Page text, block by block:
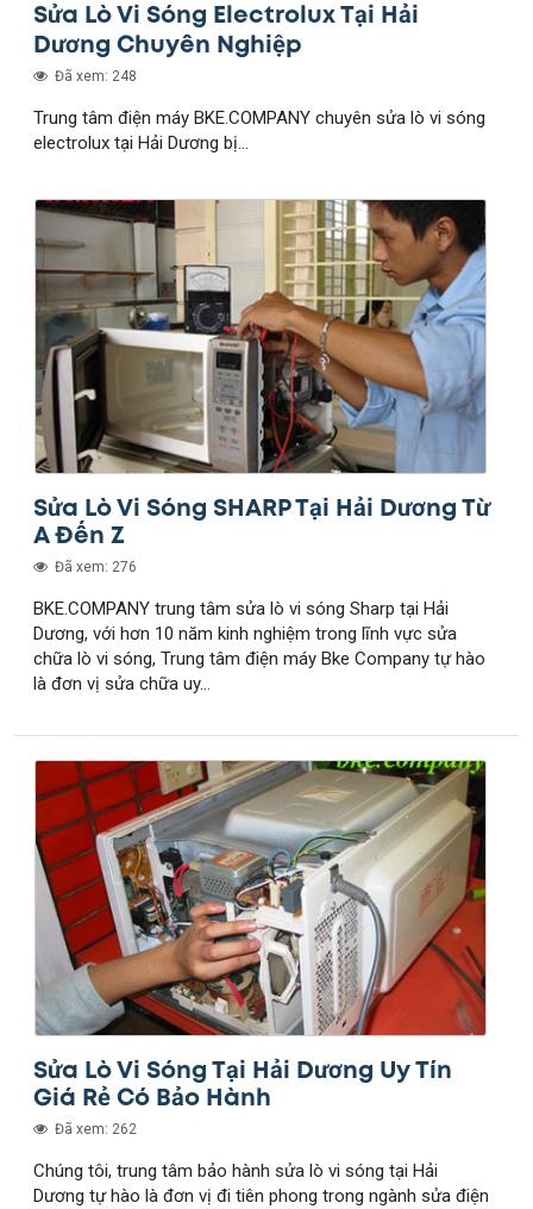
Sửa Lò Vi Sóng Electrolux Tại Hải
Dương Chuyên Nghiệp
Đã xem: 248
Trung tâm điện máy BKE.COMPANY chuyên sửa lò vi sóng
electrolux tại Hải Dương bị...
Sửa Lò Vi Sóng SHARP Tại Hải Dương Từ
A Đến Z
Đã xem: 276
BKE.COMPANY trung tâm sửa lò vi sóng Sharp tại Hải
Dương, với hơn 10 năm kinh nghiệm trong lĩnh vực sửa
chữa lò vi sóng, Trung tâm điện máy Bke Company tự hào
là đơn vị sửa chữa uy...
Sửa Lò Vi Sóng Tại Hải Dương Uy Tín
Giá Rẻ Có Bảo Hành
Đã xem: 262
Chúng tôi, trung tâm bảo hành sửa lò vi sóng tại Hải
Dương tự hào là đơn vị đi tiên phong trong ngành sửa điện